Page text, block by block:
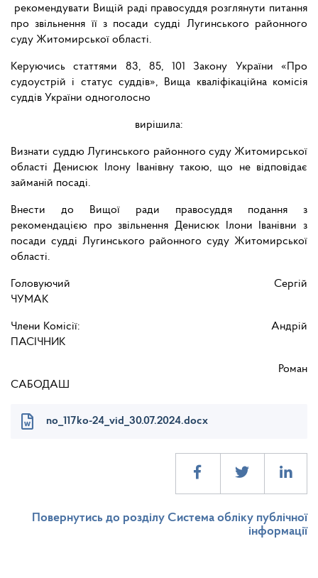
рекомендувати Вищій раді правосуддя розглянути питання
про звільнення її з посади судді Лугинського районного
суду Житомирської області.
Керуючись статтями 83, 85, 101 Закону України «Про
судоустрій і статус суддів», Вища кваліфікаційна комісія
суддів України одноголосно
вирішила:
Визнати суддю Лугинського районного суду Житомирської
області Денисюк Ілону Іванівну такою, що не відповідає
займаній посаді.
Внести до Вищої ради правосуддя подання з
рекомендацією про звільнення Денисюк Ілони Іванівни з
посади судді Лугинського районного суду Житомирської
області.
Головуючий Сергій
ЧУМАК
Члени Комісії: Андрій
ПАСІЧНИК
Роман
САБОДАШ
no_117ko-24_vid_30.07.2024.docx
Повернутись до розділу Система обліку публічної
інформації